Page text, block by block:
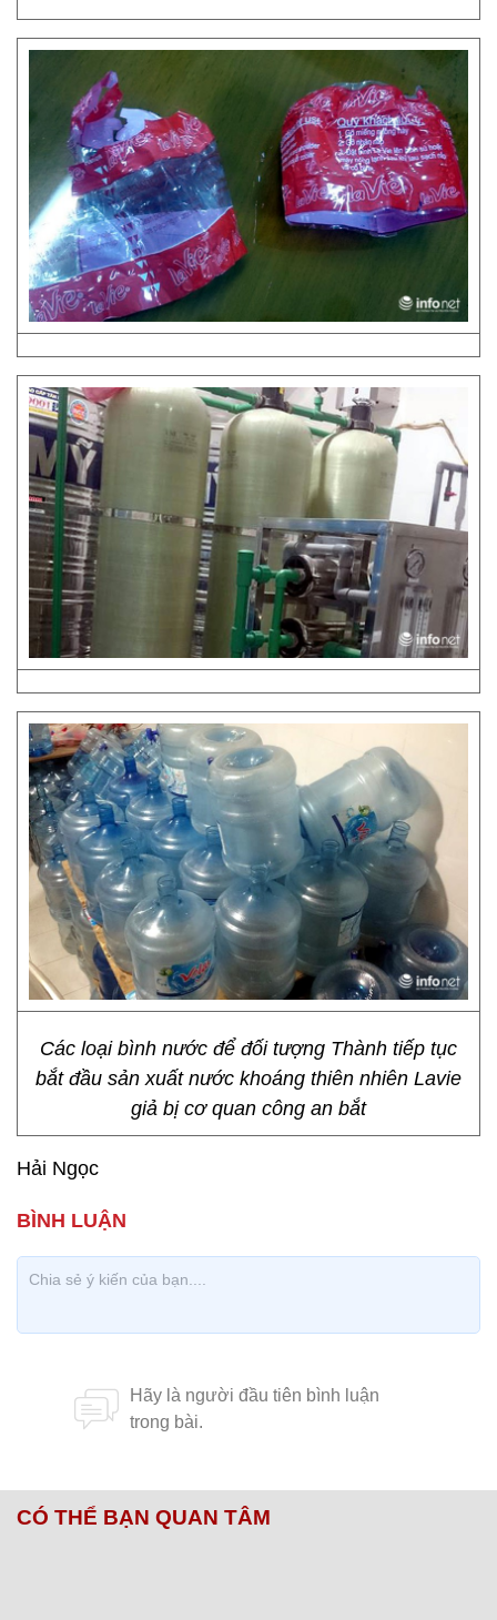
Các loại bình nước để đối tượng Thành tiếp tục
bắt đầu sản xuất nước khoáng thiên nhiên Lavie
giả bị cơ quan công an bắt
Hải Ngọc
CÓ THỂ BẠN QUAN TÂM